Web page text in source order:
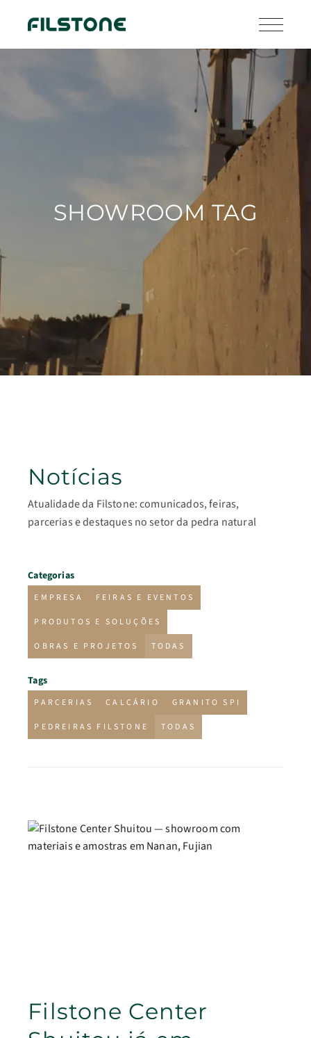
SHOWROOM TAG
Notícias
Atualidade da Filstone: comunicados, feiras,
parcerias e destaques no setor da pedra natural
Categorias
EMPRESA FEIRAS E EVENTOS
PRODUTOS E SOLUÇÕES
OBRAS E PROJETOS TODAS
Tags
PARCERIAS CALCÁRIO GRANITO SPI
PEDREIRAS FILSTONE TODAS
Filstone Center